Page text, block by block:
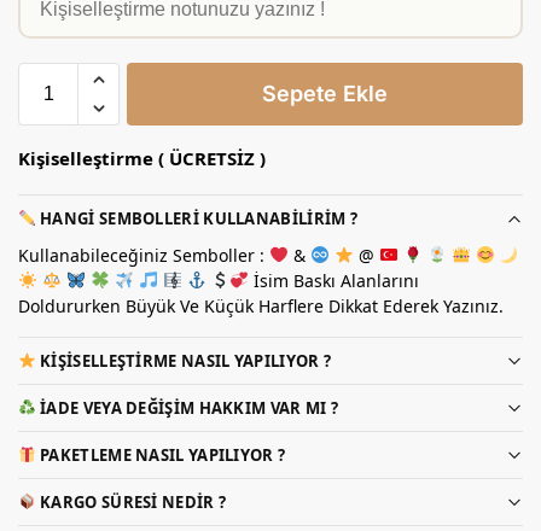
Sepete Ekle
Kişiselleştirme ( ÜCRETSİZ )
HANGI SEMBOLLERI KULLANABILIRIM ?
Kullanabileceğiniz Semboller : &
@
İsim Baskı Alanlarını
Doldururken Büyük Ve Küçük Harflere Dikkat Ederek Yazınız.
KIŞISELLEŞTIRME NASIL YAPILIYOR ?
İADE VEYA DEĞIŞIM HAKKIM VAR MI ?
PAKETLEME NASIL YAPILIYOR ?
KARGO SÜRESI NEDIR ?